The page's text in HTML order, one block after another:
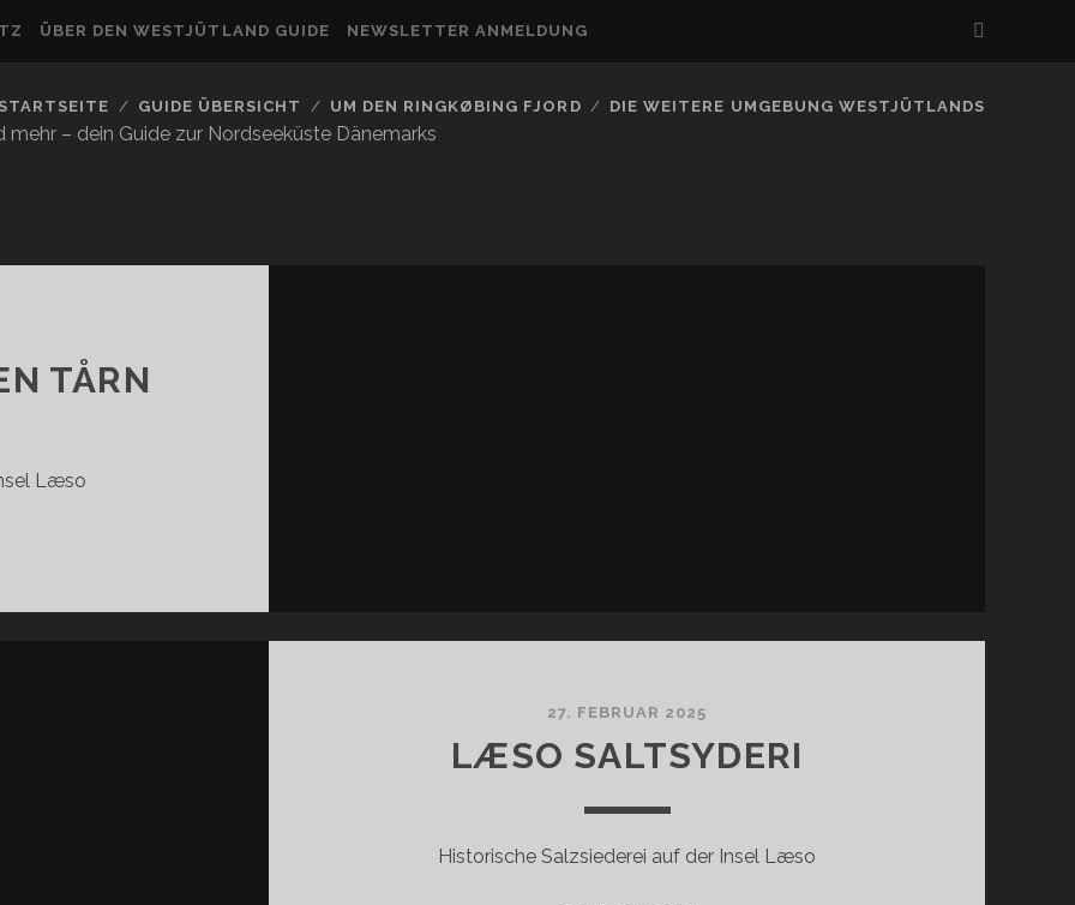
ÜBER DEN WESTJÜTLAND GUIDE NEWSLETTER ANMELDUNG
– dein Guide zur Nordseeküste Dänemarks
STARTSEITE GUIDE ÜBERSICHT UM DEN RINGKØBING FJORD DIE WEITERE UMGEBUNG WESTJÜTLANDS
TÅRN
Læso
27. FEBRUAR 2025
LÆSO SALTSYDERI
Historische Salzsiederei auf der Insel Læso